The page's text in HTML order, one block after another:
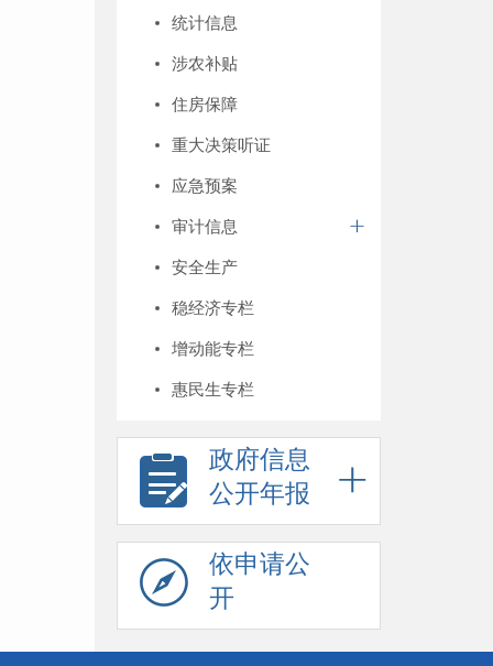
统计信息
涉农补贴
住房保障
重大决策听证
应急预案
审计信息
安全生产
稳经济专栏
增动能专栏
惠民生专栏
政府信息
公开年报
依申请公
开